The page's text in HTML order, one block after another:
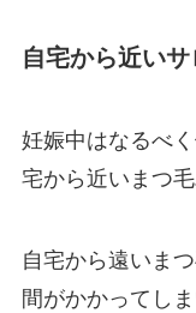
自宅から近い
妊娠中はなるべ
宅から近いまつ
自宅から遠いま
間がかかってし